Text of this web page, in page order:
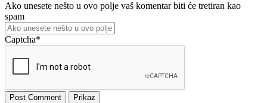
Ako unesete nešto u ovo polje vaš komentar biti će tretiran kao
spam
Captcha*